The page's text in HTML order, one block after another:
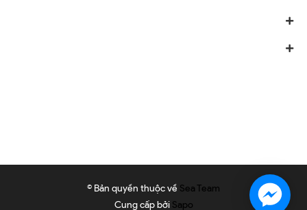
© Bản quyền thuộc về Sea Team
Cung cấp bởi Sapo